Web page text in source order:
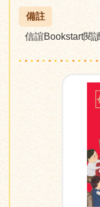
備註
信誼Bookstart閱